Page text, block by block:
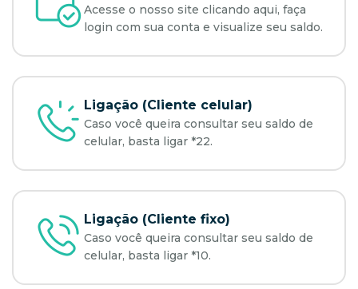
Acesse o nosso site clicando aqui, faça
login com sua conta e visualize seu saldo.
Ligação (Cliente celular)
Caso você queira consultar seu saldo de
celular, basta ligar *22.
Ligação (Cliente fixo)
Caso você queira consultar seu saldo de
celular, basta ligar *10.